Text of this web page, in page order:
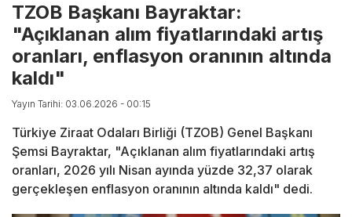
TZOB Başkanı Bayraktar:
"Açıklanan alım fiyatlarındaki artış
oranları, enflasyon oranının altında
kaldı"
Yayın Tarihi: 03.06.2026 - 00:15
Türkiye Ziraat Odaları Birliği (TZOB) Genel Başkanı
Şemsi Bayraktar, "Açıklanan alım fiyatlarındaki artış
oranları, 2026 yılı Nisan ayında yüzde 32,37 olarak
gerçekleşen enflasyon oranının altında kaldı" dedi.